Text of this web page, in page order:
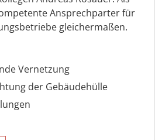
Ansprechparter für
gleichermaßen.
Vernetzung
der Gebäudehülle